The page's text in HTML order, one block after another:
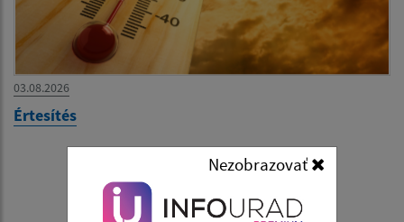
Nezobrazovať
03.08.2026
Értesítés